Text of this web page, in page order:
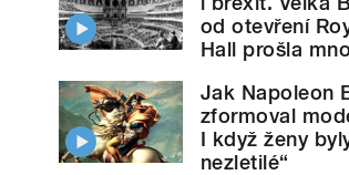
od otevření
Hall prošla
Jak Napoleon
zformoval
I když ženy
nezletilé“